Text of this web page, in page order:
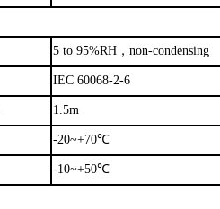
5 to 95%RH，non-condensing
IEC 60068-2-6
1.5m
-20~+70℃
-10~+50℃